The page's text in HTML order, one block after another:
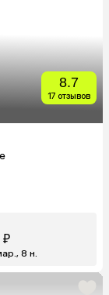
8.7
17 отзывов
₽
8 н.